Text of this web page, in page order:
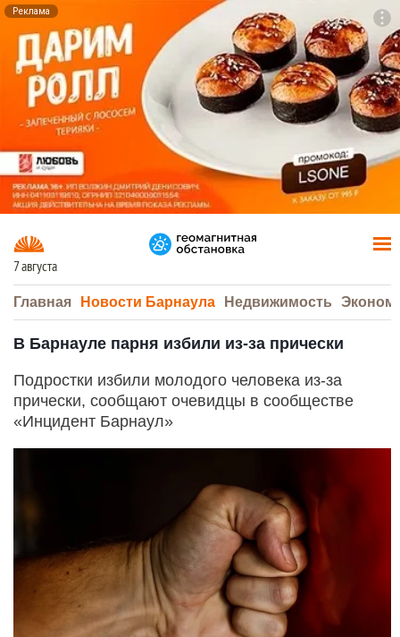
Реклама
7 августа
Главная Новости Барнаула Недвижимость
В Барнауле парня избили из-за прически
Подростки избили молодого человека из-за
прически, сообщают очевидцы в сообществе
«Инцидент Барнаул»